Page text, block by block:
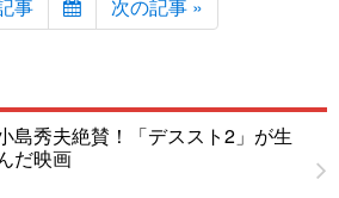
事 次の記事 »
島秀夫絶賛！「デススト2」が生
だ映画